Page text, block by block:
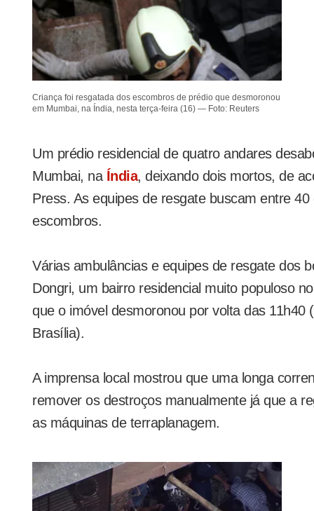
Criança foi resgatada dos escombros de prédio que desmoronou
em Mumbai, na Índia, nesta terça-feira (16) — Foto: Reuters
Um prédio residencial de quatro andares
Mumbai, na Índia, deixando dois mortos, de
Press. As equipes de resgate buscam entre
escombros.
Várias ambulâncias e equipes de resgate dos
Dongri, um bairro residencial muito populoso
que o imóvel desmoronou por volta das 11h40
Brasília).
A imprensa local mostrou que uma longa
remover os destroços manualmente já que a
as máquinas de terraplanagem.